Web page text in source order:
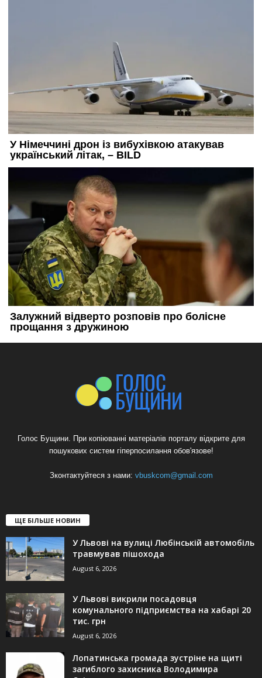
Голос Бущини. При копіюванні матеріалів порталу відкрите для
пошукових систем гіперпосилання обов'язове!
Зконтактуйтеся з нами: vbuskcom@gmail.com
ЩЕ БІЛЬШЕ НОВИН
У Львові на вулиці Любінській автомобіль
травмував пішохода
August 6, 2026
У Львові викрили посадовця
комунального підприємства на хабарі 20
тис. грн
August 6, 2026
Лопатинська громада зустріне на щиті
загиблого захисника Володимира